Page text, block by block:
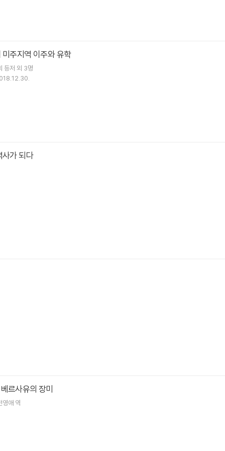
미주지역 이주와 유학
등저 외 3명
사가 되다
르사유의 장미
영애 역